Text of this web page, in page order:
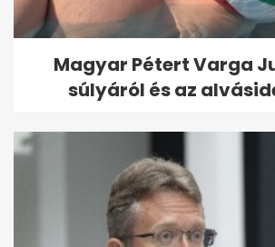
Magyar Pétert Varga
súlyáról és az